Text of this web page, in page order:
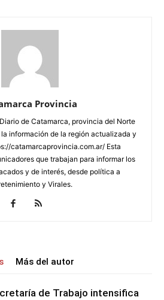
Provincia
de Catamarca, provincia del Norte
información de la región actualizada y
catamarcaprovincia.com.ar/ Esta
que trabajan para informar los
y de interés, desde política a
y Virales.
Más del autor
de Trabajo intensifica